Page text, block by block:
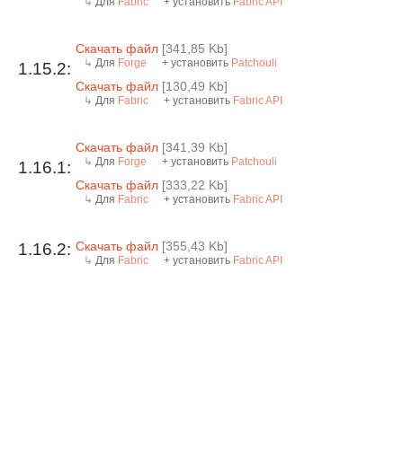
1.15.2:
Скачать файл [341,85 Kb]
Для Forge + установить Patchouli
Скачать файл [130,49 Kb]
Для Fabric + установить Fabric API
1.16.1:
Скачать файл [341,39 Kb]
Для Forge + установить Patchouli
Скачать файл [333,22 Kb]
Для Fabric + установить Fabric API
1.16.2: Скачать файл [355,43 Kb]
Для Fabric + установить Fabric API